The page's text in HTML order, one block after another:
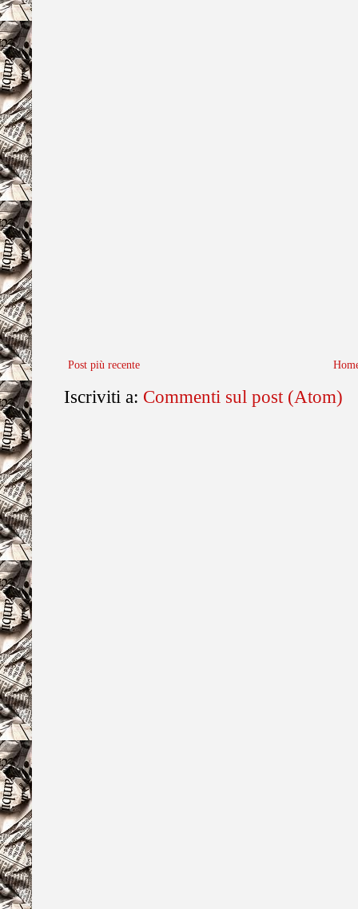
Post più recente
Iscriviti a: Commenti sul post (Atom)